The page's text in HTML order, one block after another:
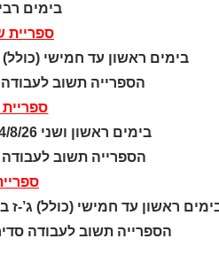
בימים
ספריית
בימים ראשון עד חמישי (כולל) 16-20/8/26 הספרייה תהייה סגורה.
הספרייה תשוב לעבודה
בימים ראשון ושני 23-24/8/26 הספרייה תהייה סגורה.
הספרייה תשוב לעבודה
ראשון עד חמישי (כולל) ג’-ז באלול 16-20/8/26 הספרייה
הספרייה תשוב לעבודה סדירה